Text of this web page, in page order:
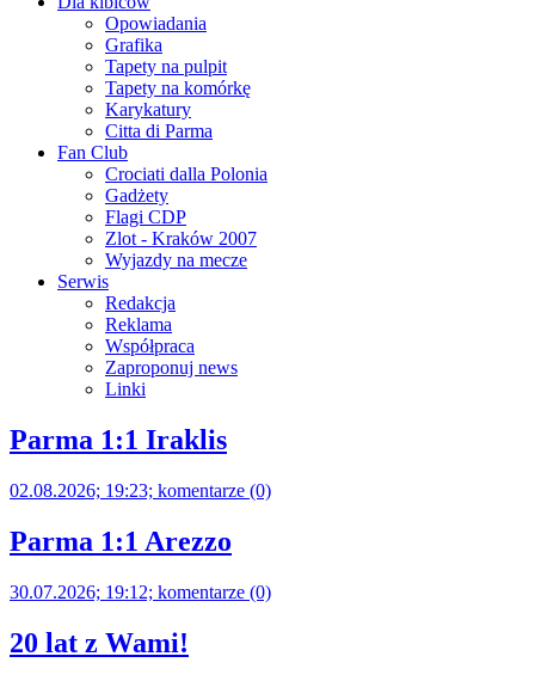
Opowiadania
Grafika
Tapety na pulpit
Tapety na komórkę
Karykatury
Citta di Parma
Fan Club
Crociati dalla Polonia
Gadżety
Flagi CDP
Zlot - Kraków 2007
Wyjazdy na mecze
Serwis
Redakcja
Reklama
Współpraca
Zaproponuj news
Linki
Parma 1:1 Iraklis
02.08.2026; 19:23; komentarze (0)
Parma 1:1 Arezzo
30.07.2026; 19:12; komentarze (0)
20 lat z Wami!